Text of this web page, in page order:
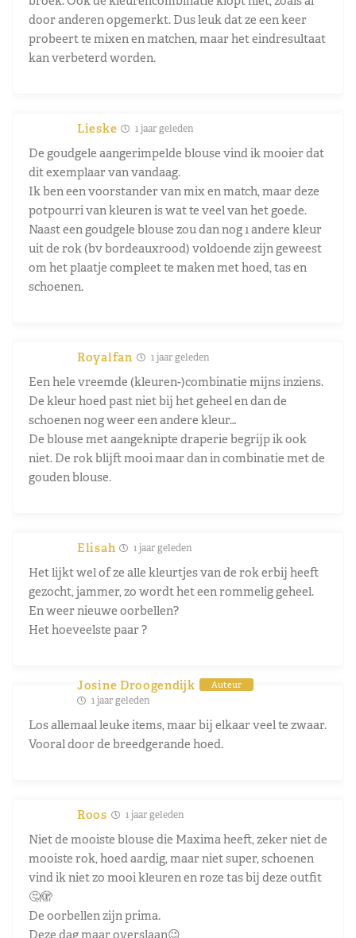
door anderen opgemerkt. Dus leuk dat ze een keer
probeert te mixen en matchen, maar het eindresultaat
kan verbeterd worden.
Lieske 1 jaar geleden
De goudgele aangerimpelde blouse vind ik mooier dat
dit exemplaar van vandaag.
Ik ben een voorstander van mix en match, maar deze
potpourri van kleuren is wat te veel van het goede.
Naast een goudgele blouse zou dan nog 1 andere kleur
uit de rok (bv bordeauxrood) voldoende zijn geweest
om het plaatje compleet te maken met hoed, tas en
schoenen.
Royalfan 1 jaar geleden
Een hele vreemde (kleuren-)combinatie mijns inziens.
De kleur hoed past niet bij het geheel en dan de
schoenen nog weer een andere kleur…
De blouse met aangeknipte draperie begrijp ik ook
niet. De rok blijft mooi maar dan in combinatie met de
gouden blouse.
Elisah 1 jaar geleden
Het lijkt wel of ze alle kleurtjes van de rok erbij heeft
gezocht, jammer, zo wordt het een rommelig geheel.
En weer nieuwe oorbellen?
Het hoeveelste paar ?
Josine Droogendijk Auteur
1 jaar geleden
Los allemaal leuke items, maar bij elkaar veel te zwaar.
Vooral door de breedgerande hoed.
Roos 1 jaar geleden
Niet de mooiste blouse die Maxima heeft, zeker niet de
mooiste rok, hoed aardig, maar niet super, schoenen
vind ik niet zo mooi kleuren en roze tas bij deze outfit
🤔🫣
De oorbellen zijn prima.
Deze dag maar overslaan😉